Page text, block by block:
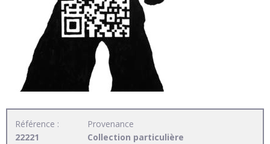
Référence :
22221
Provenance
Collection particulière